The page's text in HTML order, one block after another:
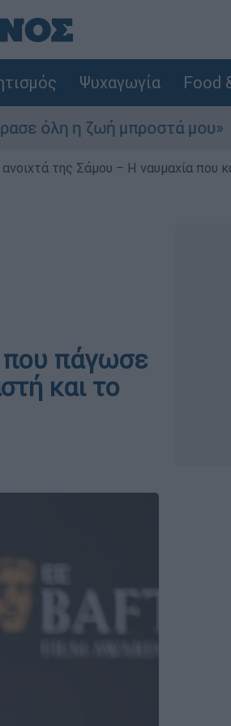
Ψυχαγωγία Food
ζωή μπροστά μου»
της Σάμου – Η ναυμαχία που
που πάγωσε
και το